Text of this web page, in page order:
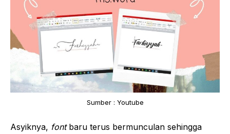
Sumber : Youtube
Asyiknya, font baru terus bermunculan sehingga